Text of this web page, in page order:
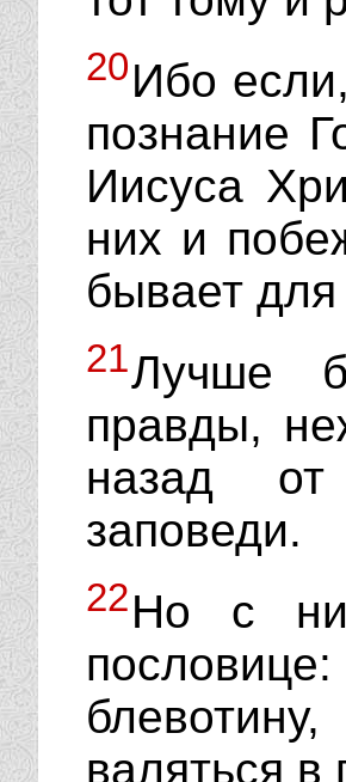
20Ибо
познание
Иисуса
них и
бывает для
21Лучше
правды,
назад
заповеди.
22Но с
валяться в